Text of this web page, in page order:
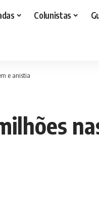
Colunistas
e anistia